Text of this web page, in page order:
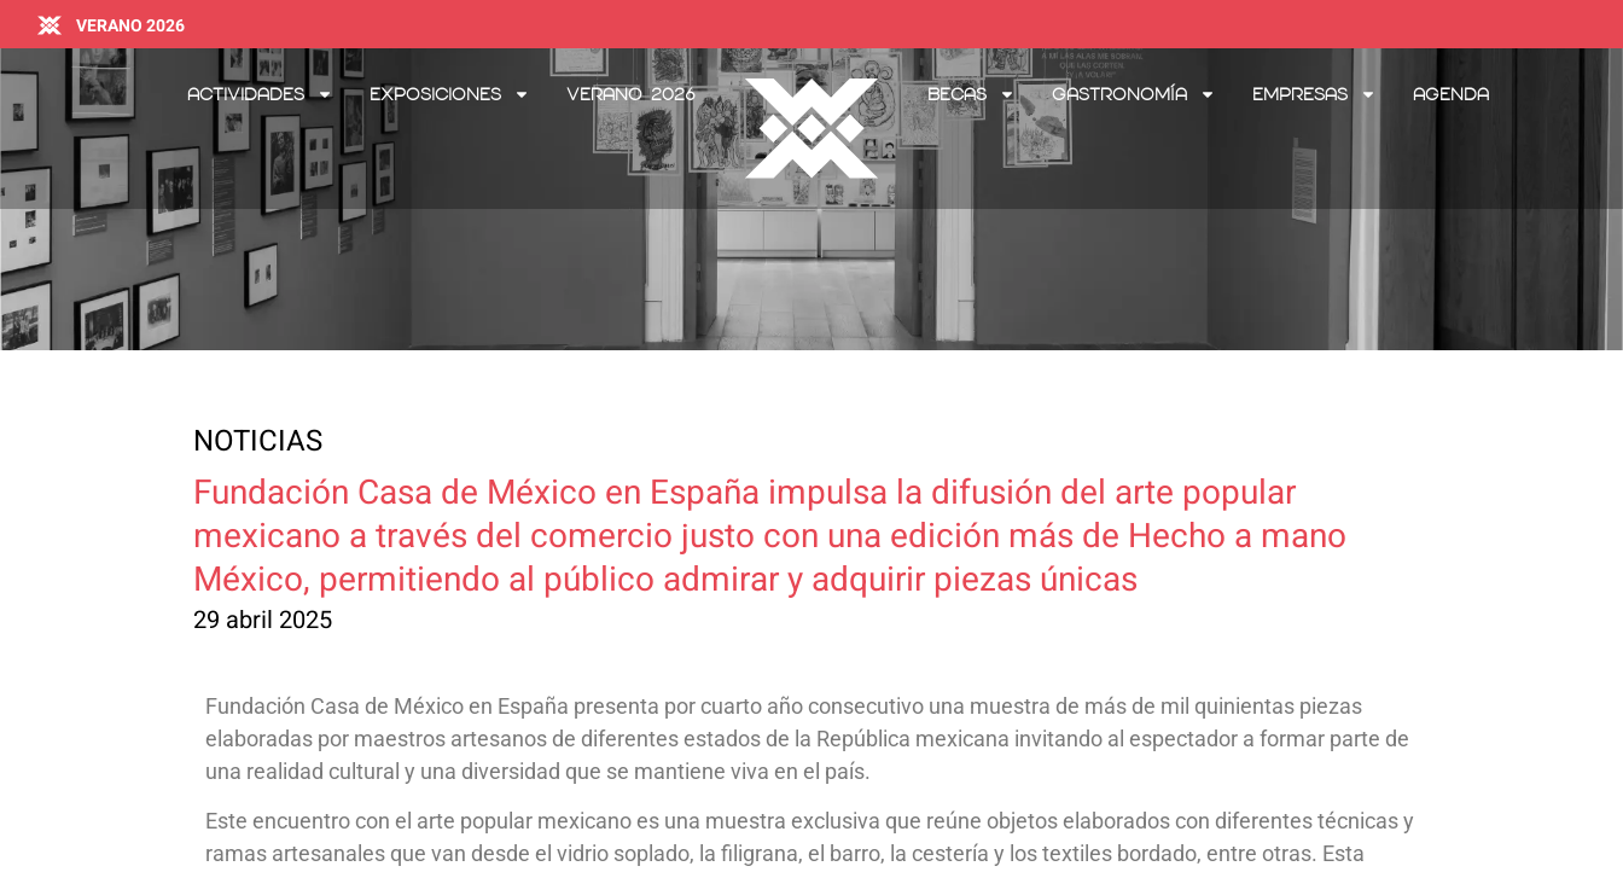
VERANO 2026
Actividades Exposiciones Verano 2026 Becas Gastronomía Empresas Agenda
NOTICIAS
Fundación Casa de México en España impulsa la difusión del arte popular
mexicano a través del comercio justo con una edición más de Hecho a mano
México, permitiendo al público admirar y adquirir piezas únicas
29 abril 2025
Fundación Casa de México en España presenta por cuarto año consecutivo una muestra de más de mil quinientas piezas
elaboradas por maestros artesanos de diferentes estados de la República mexicana invitando al espectador a formar parte de
una realidad cultural y una diversidad que se mantiene viva en el país.
Este encuentro con el arte popular mexicano es una muestra exclusiva que reúne objetos elaborados con diferentes técnicas y
ramas artesanales que van desde el vidrio soplado, la filigrana, el barro, la cestería y los textiles bordado, entre otras. Esta